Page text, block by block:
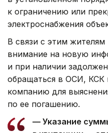
к ограничению или
электроснабжения
В связи с этим
внимание на новую
и при наличии
обращаться в ОСИ,
компанию для
по ее погашению.
— Указание